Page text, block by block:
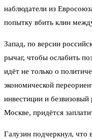
наблюдатели из
попытку вбить клин
Запад, по версии
рычаг, чтобы ослабить
идёт не только о
экономической
инвестиции и
Москве, придётся
Галузин подчеркнул, что